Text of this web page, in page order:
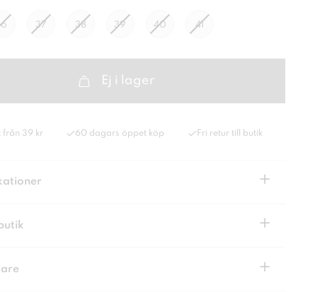
37 38 39 40 41
Ej i lager
från 39 kr 60 dagars öppet köp Fri retur till butik
+
+
+